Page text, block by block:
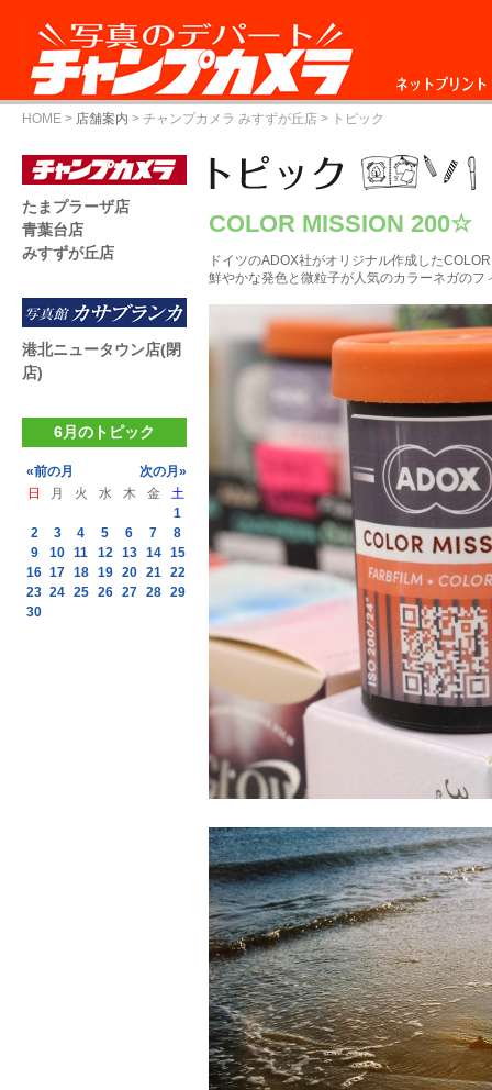
ネットプリント
HOME > 店舗案内 > チャンプカメラ みすずが丘店 > トピック
COLOR MISSION 200☆
ドイツのADOX社がオリジナル作成した
鮮やかな発色と微粒子が人気のカラーネガのフ
たまプラーザ店
青葉台店
みすずが丘店
港北ニュータウン店(閉
店)
6月のトピック
«前の月
次の月»
日
月 火 水 木 金
土
1
2
3 4 5 6 7
8
9
10 11 12 13 14 15
16 17 18 19 20 21 22
23 24 25 26 27 28 29
30